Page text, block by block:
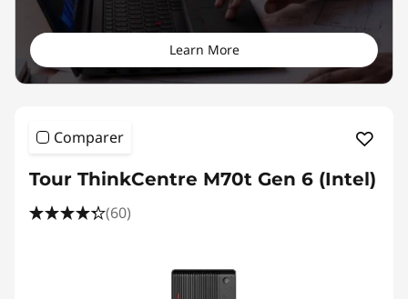
Learn More
Comparer
Tour ThinkCentre M70t Gen 6 (Intel)
(60)